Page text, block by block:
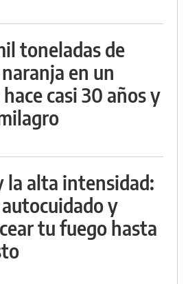
toneladas de
en un
casi 30 años y
la alta intensidad:
y
tu fuego hasta